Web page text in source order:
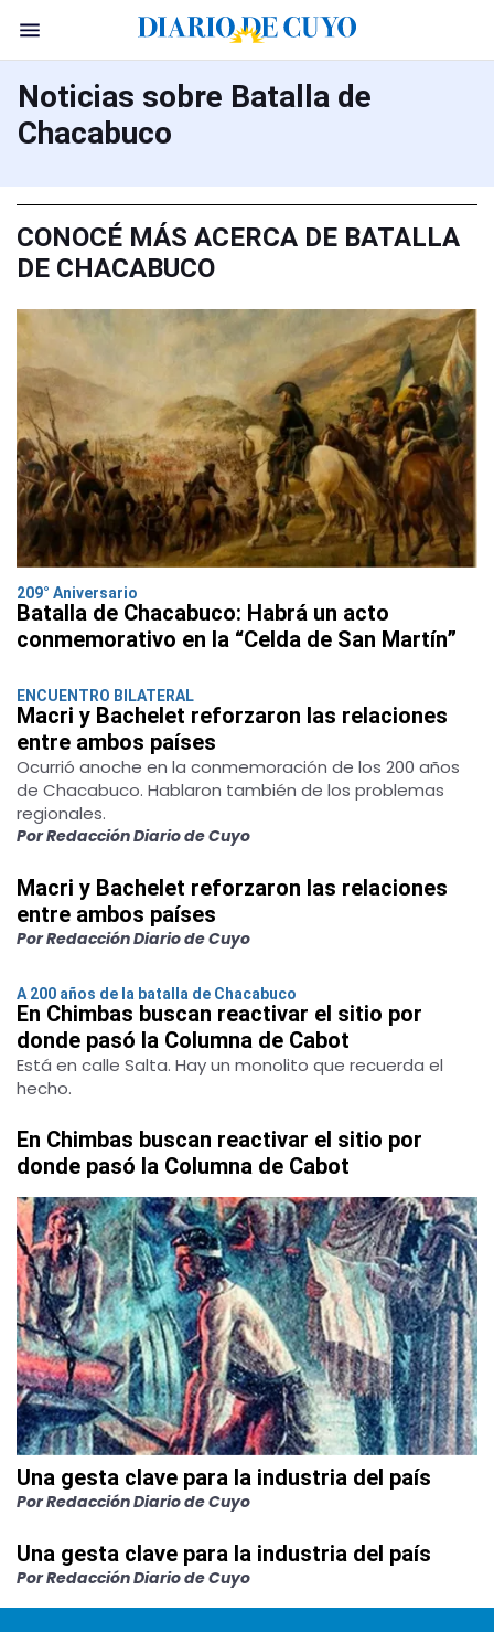
Noticias sobre Batalla de
Chacabuco
CONOCÉ MÁS ACERCA DE BATALLA
DE CHACABUCO
209° Aniversario
Batalla de Chacabuco: Habrá un acto
conmemorativo en la “Celda de San Martín”
ENCUENTRO BILATERAL
Macri y Bachelet reforzaron las relaciones
entre ambos países
Ocurrió anoche en la conmemoración de los 200 años
de Chacabuco. Hablaron también de los problemas
regionales.
Por Redacción Diario de Cuyo
Macri y Bachelet reforzaron las relaciones
entre ambos países
Por Redacción Diario de Cuyo
A 200 años de la batalla de Chacabuco
En Chimbas buscan reactivar el sitio por
donde pasó la Columna de Cabot
Está en calle Salta. Hay un monolito que recuerda el
hecho.
En Chimbas buscan reactivar el sitio por
donde pasó la Columna de Cabot
Una gesta clave para la industria del país
Por Redacción Diario de Cuyo
Una gesta clave para la industria del país
Por Redacción Diario de Cuyo